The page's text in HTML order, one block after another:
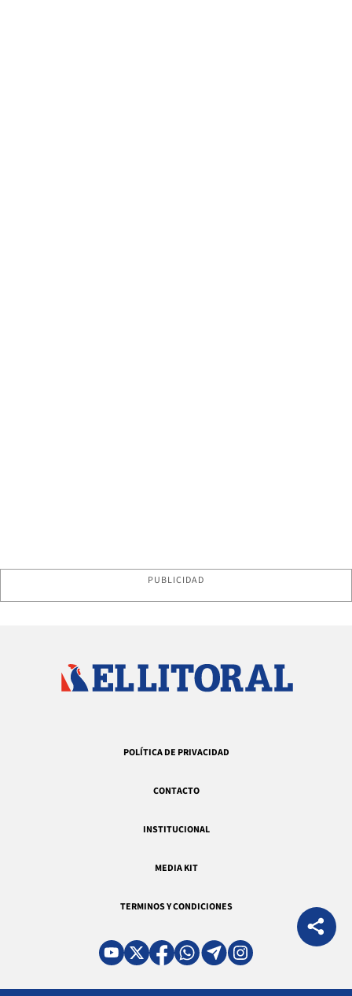
PUBLICIDAD
POLÍTICA DE PRIVACIDAD
CONTACTO
INSTITUCIONAL
MEDIA KIT
TERMINOS Y CONDICIONES